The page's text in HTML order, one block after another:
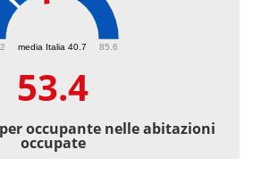
media Italia 40.7 85.6
53.4
occupante nelle abitazioni
occupate